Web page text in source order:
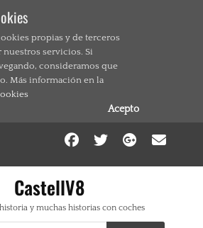
propias y de terceros
nuestros servicios. Si
consideramos que
Más información en la
Acepto
Facebook
Twitter
CastellV8
y muchas historias con coches